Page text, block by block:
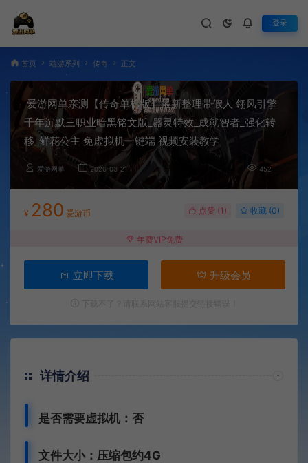
登录
首页 端游系列 传奇 正文
爱游网单亲测【传奇单机版】最新整理带假人 翎风引擎
千年沉默三职业暗黑铭文版_器灵特效_成就智者_强化转
移_鲜花公主 免虚拟机一键端 视频安装教学
爱游网单 2026-03-21 452
¥ 280 爱游币 点赞 (1 ) 收藏 (0)
年费VIP免费
立即下载 升级会员
详情介绍
是否需要虚拟机：否
文件大小：压缩包约4G